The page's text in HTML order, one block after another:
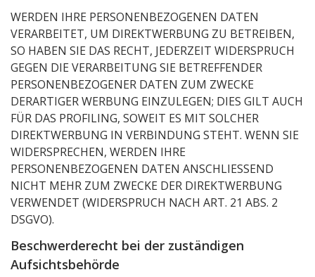
WERDEN IHRE PERSONENBEZOGENEN DATEN
VERARBEITET, UM DIREKTWERBUNG ZU BETREIBEN,
SO HABEN SIE DAS RECHT, JEDERZEIT WIDERSPRUCH
GEGEN DIE VERARBEITUNG SIE BETREFFENDER
PERSONENBEZOGENER DATEN ZUM ZWECKE
DERARTIGER WERBUNG EINZULEGEN; DIES GILT AUCH
FÜR DAS PROFILING, SOWEIT ES MIT SOLCHER
DIREKTWERBUNG IN VERBINDUNG STEHT. WENN SIE
WIDERSPRECHEN, WERDEN IHRE
PERSONENBEZOGENEN DATEN ANSCHLIESSEND
NICHT MEHR ZUM ZWECKE DER DIREKTWERBUNG
VERWENDET (WIDERSPRUCH NACH ART. 21 ABS. 2
DSGVO).
Beschwerde­recht bei der zuständigen
Aufsichts­behörde